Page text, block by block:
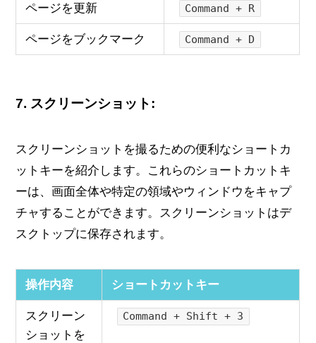
ページを更新 Command + R
ページをブックマーク Command + D
7. スクリーンショット:
スクリーンショットを撮るための便利なショートカ
ットキーを紹介します。これらのショートカットキ
ーは、画面全体や特定の領域やウィンドウをキャプ
チャすることができます。スクリーンショットはデ
スクトップに保存されます。
操作内容 ショートカットキー
スクリーン
ショットを
Command + Shift + 3